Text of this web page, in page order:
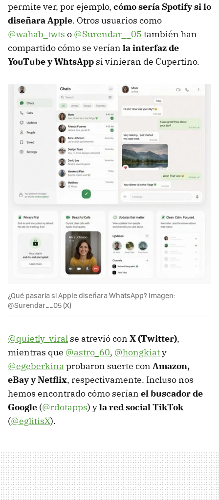
permite ver, por ejemplo, cómo sería Spotify si lo
diseñara Apple. Otros usuarios como
@wahab_twts o @Surendar__05 también han
compartido cómo se verían la interfaz de
YouTube y WhtsApp si vinieran de Cupertino.
¿Qué pasaría si Apple diseñara WhatsApp? Imagen:
@Surendar__05 (X)
@quietly_viral se atrevió con X (Twitter),
mientras que @astro_60, @hongkiaty
@egeberkina probaron suerte con Amazon,
eBay y Netflix, respectivamente. Incluso nos
hemos encontrado cómo serían el buscador de
Google (@rdotapps) yla red social TikTok
(@eglitisX).